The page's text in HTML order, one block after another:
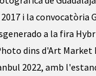
i la convocatòria
a la fira
dins d'Art Market
2022, amb